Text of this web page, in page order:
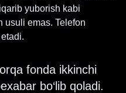
yuborish kabi
usuli emas. Telefon
fonda ikkinchi
bo‘lib qoladi.